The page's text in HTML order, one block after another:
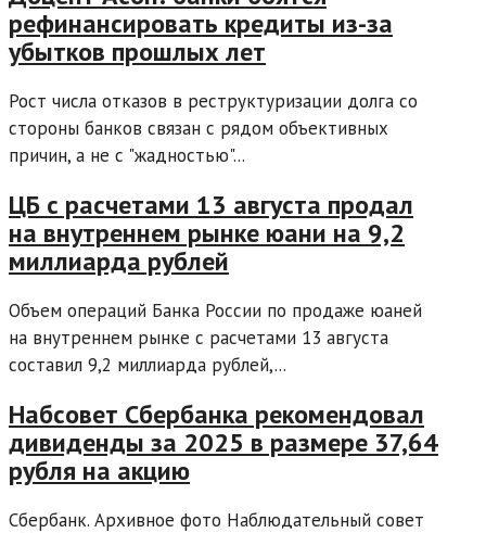
рефинансировать кредиты из-за
убытков прошлых лет
Рост числа отказов в реструктуризации долга со
стороны банков связан с рядом объективных
причин, а не с "жадностью"...
ЦБ с расчетами 13 августа продал
на внутреннем рынке юани на 9,2
миллиарда рублей
Объем операций Банка России по продаже юаней
на внутреннем рынке с расчетами 13 августа
составил 9,2 миллиарда рублей,...
Набсовет Сбербанка рекомендовал
дивиденды за 2025 в размере 37,64
рубля на акцию
Сбербанк. Архивное фото Наблюдательный совет